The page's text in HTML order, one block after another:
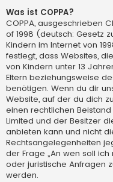
Was ist COPPA?
COPPA, ausgeschrieben
of 1998 (deutsch: Gesetz
Kindern im Internet von
festlegt, dass Websites,
von Kindern unter 13
Eltern beziehungsweise
benötigen. Wenn du dir
Website, auf der du dich
einen rechtlichen
Limited und der Besitzer
anbieten kann und nicht
Rechtsangelegenheiten
der Frage „An wen soll
oder juristische Anfragen
werden.